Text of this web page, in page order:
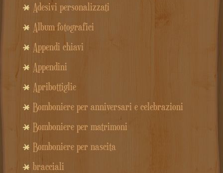
Adesivi personalizzati
Album fotografici
Appendi chiavi
Appendini
Apribottiglie
Bomboniere per anniversari e celebrazioni
Bomboniere per matrimoni
Bomboniere per nascita
bracciali